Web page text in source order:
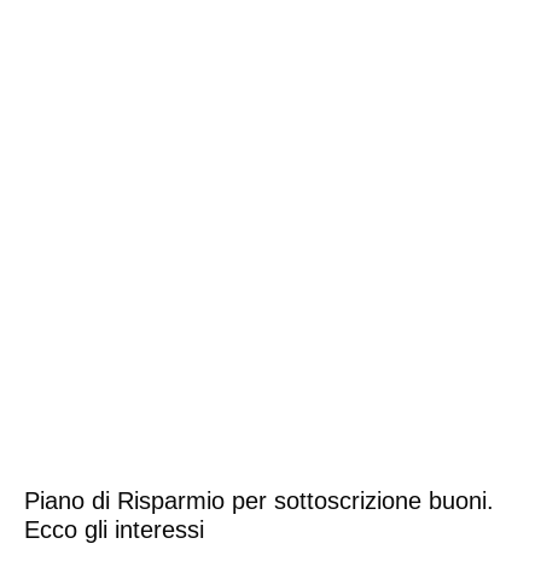
Piano di Risparmio per sottoscrizione buoni.
Ecco gli interessi